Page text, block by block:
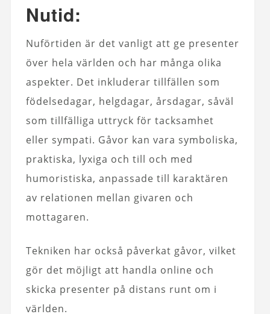
Nutid:
Nuförtiden är det vanligt att ge presenter
över hela världen och har många olika
aspekter. Det inkluderar tillfällen som
födelsedagar, helgdagar, årsdagar, såväl
som tillfälliga uttryck för tacksamhet
eller sympati. Gåvor kan vara symboliska,
praktiska, lyxiga och till och med
humoristiska, anpassade till karaktären
av relationen mellan givaren och
mottagaren.
Tekniken har också påverkat gåvor, vilket
gör det möjligt att handla online och
skicka presenter på distans runt om i
världen.